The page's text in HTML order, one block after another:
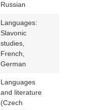
Russian
Languages:
Slavonic
studies,
French,
German
Languages
and literature
(Czech